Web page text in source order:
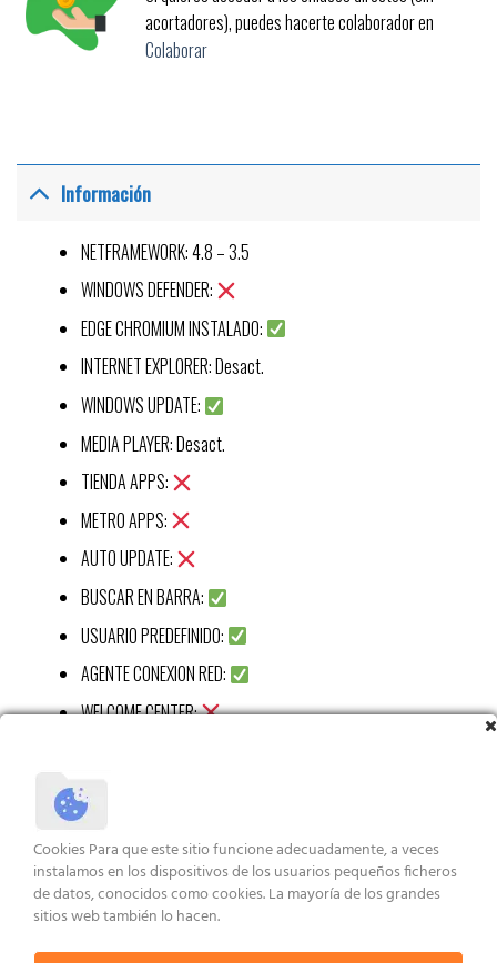
acortadores), puedes hacerte colaborador en
Colaborar
Información
NETFRAMEWORK: 4.8 – 3.5
WINDOWS DEFENDER:
EDGE CHROMIUM INSTALADO:
INTERNET EXPLORER: Desact.
WINDOWS UPDATE:
MEDIA PLAYER: Desact.
TIENDA APPS:
METRO APPS:
AUTO UPDATE:
BUSCAR EN BARRA:
USUARIO PREDEFINIDO:
AGENTE CONEXION RED:
WELCOME CENTER:
RECORTES APP:
STICKY APP:
VISUALIZ WIN 7:
XBOX APP:
Cookies Para que este sitio funcione adecuadamente, a veces
instalamos en los dispositivos de los usuarios pequeños ficheros
de datos, conocidos como cookies. La mayoría de los grandes
sitios web también lo hacen.